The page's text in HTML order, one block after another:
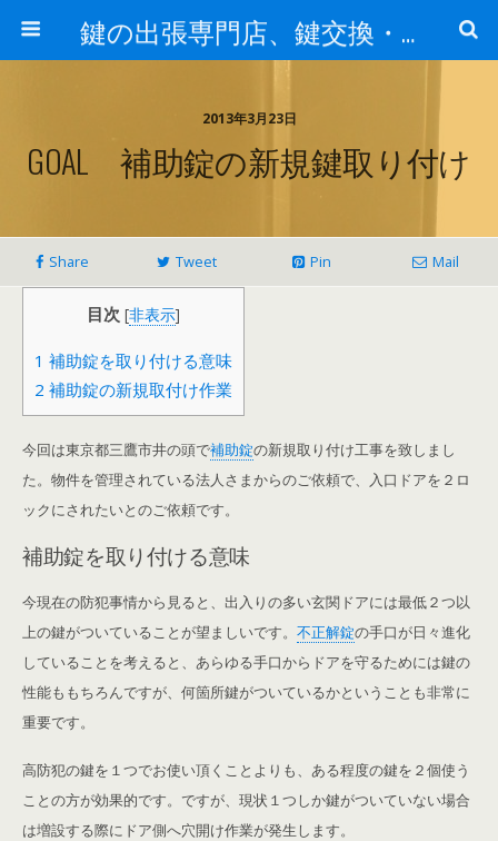
鍵の出張専門店、鍵交換・修理が格安料金/東京・埼玉・さいたま市
2013年3月23日
GOAL 補助錠の新規鍵取り付け
Share Tweet Pin Mail
目次 [非表示]
1 補助錠を取り付ける意味
2 補助錠の新規取付け作業
今回は東京都三鷹市井の頭で補助錠の新規取り付け工事を致しまし
た。物件を管理されている法人さまからのご依頼で、入口ドアを２ロ
ックにされたいとのご依頼です。
補助錠を取り付ける意味
今現在の防犯事情から見ると、出入りの多い玄関ドアには最低２つ以
上の鍵がついていることが望ましいです。 不正解錠の手口が日々進化
していることを考えると、あらゆる手口からドアを守るためには鍵の
性能ももちろんですが、何箇所鍵がついているかということも非常に
重要です。
高防犯の鍵を１つでお使い頂くことよりも、ある程度の鍵を２個使う
ことの方が効果的です。ですが、現状１つしか鍵がついていない場合
は増設する際にドア側へ穴開け作業が発生します。